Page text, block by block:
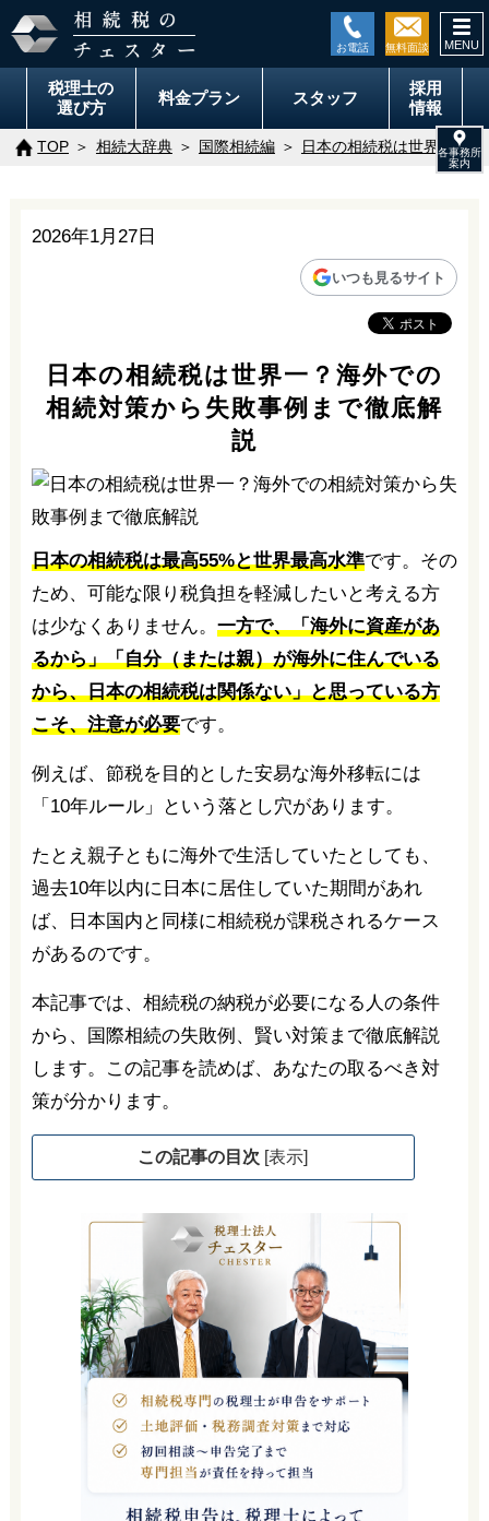
税理士の
選び方
料金プラン スタッフ
採用
情報
TOP 相続大辞典 国際相続編 日本の相続税は世界一？
2026年1月27日
いつも見るサイト
日本の相続税は世界一？海外での
相続対策から失敗事例まで徹底解
説
日本の相続税は最高55%と世界最高水準です。その
ため、可能な限り税負担を軽減したいと考える方
は少なくありません。 一方で、「海外に資産があ
るから」「自分（または親）が海外に住んでいる
から、日本の相続税は関係ない」と思っている方
こそ、注意が必要です。
例えば、節税を目的とした安易な海外移転には
「10年ルール」という落とし穴があります。
たとえ親子ともに海外で生活していたとしても、
過去10年以内に日本に居住していた期間があれ
ば、日本国内と同様に相続税が課税されるケース
があるのです。
本記事では、相続税の納税が必要になる人の条件
から、国際相続の失敗例、賢い対策まで徹底解説
します。この記事を読めば、あなたの取るべき対
策が分かります。
この記事の目次 [表示]